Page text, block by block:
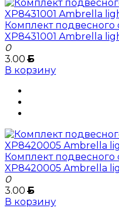
Комплект подвесного
XP8431001 Ambrella
0
3.00Б
В корзину
Комплект подвесного
XP8420005 Ambrella
0
3.00Б
В корзину